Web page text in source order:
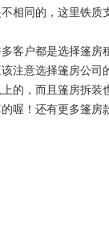
相同的，这里铁质
客户都是选择篷房
注意选择篷房公司
的，而且篷房拆装
喔！还有更多篷房